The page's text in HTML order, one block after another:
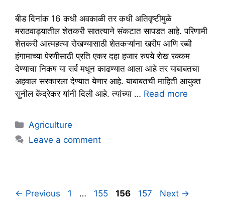
बीड दिनांक 16 कधी अवकाळी तर कधी अतिवृष्टीमुळे
मराठवाड्यातील शेतकरी सातत्याने संकटात सापडत आहे. परिणामी
शेतकरी आत्महत्या रोखण्यासाठी शेतकऱ्यांना खरीप आणि रब्बी
हंगामाच्या पेरणीसाठी प्रति एकर दहा हजार रुपये रोख रक्कम
देण्याचा निकष या सर्व मधून काढण्यात आला आहे तर याबाबतचा
अहवाल सरकारला देण्यात येणार आहे. याबाबतची माहिती आयुक्त
सुनील केंद्रेकर यांनी दिली आहे. त्यांच्या … Read more
Categories
Agriculture
Leave a comment
← Previous Page
1 … Page
155 Page
156 Page
157 Next →